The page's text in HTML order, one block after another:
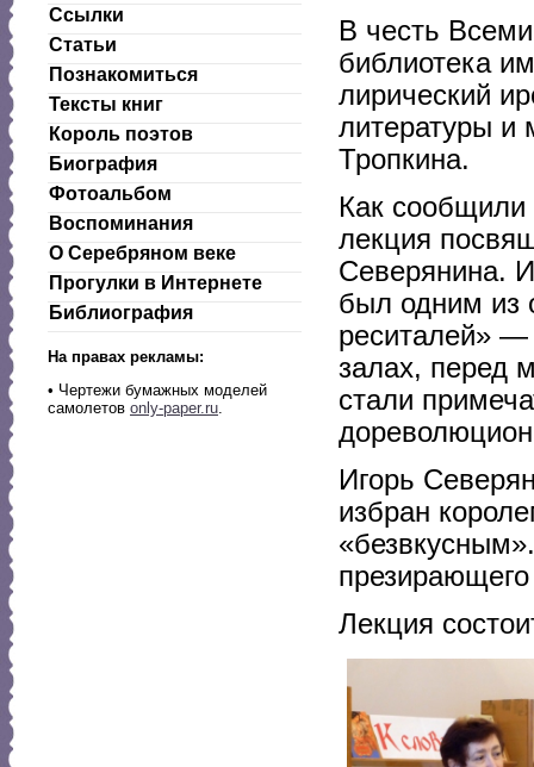
Ссылки
Статьи
Познакомиться
Тексты книг
Король поэтов
Биография
Фотоальбом
Воспоминания
О Серебряном веке
Прогулки в Интернете
Библиография
На правах рекламы:
• Чертежи бумажных моделей
самолетов only-paper.ru.
В честь
библиотека
лирический
литературы и
Тропкина.
Как сообщили
лекция
Северянина.
был одним из
реситалей» —
залах, перед
стали
Игорь
избран
Лекция